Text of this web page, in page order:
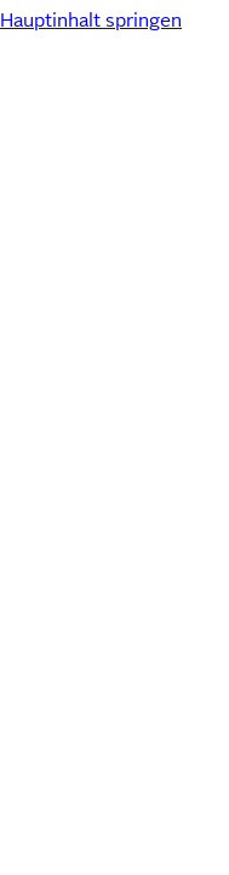
springen